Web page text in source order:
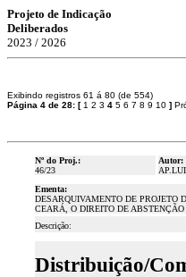
Projeto de Indicação
Deliberados
2023 / 2026
Exibindo registros 61 á 80 (de 554)
Página 4 de 28: [ 1 2 3 4 5 6 7 8 9 10 ]
Nº do Proj.:
46/23
Autor:
Ementa:
DESARQUIVAMENTO DE PROJETO
CEARÁ, O DIREITO DE
Descrição:
Distribuição/